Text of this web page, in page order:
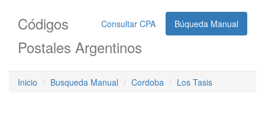
Consultar CPA Búqueda Manual
Códigos
Postales Argentinos
Inicio Busqueda Manual Cordoba Los Tasis